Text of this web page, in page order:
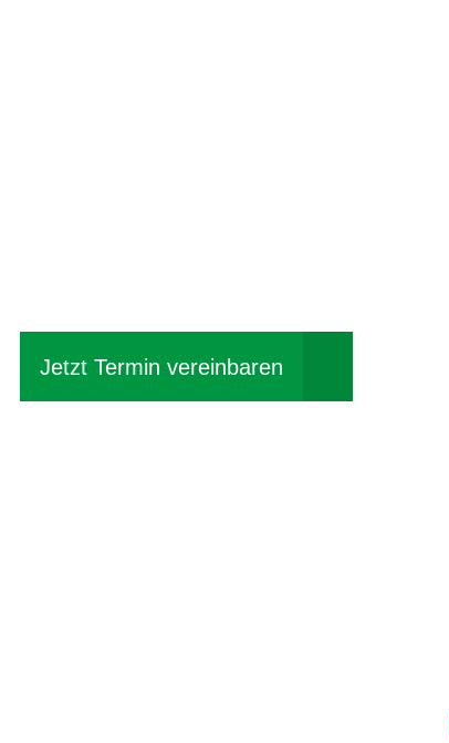
Jetzt Termin vereinbaren